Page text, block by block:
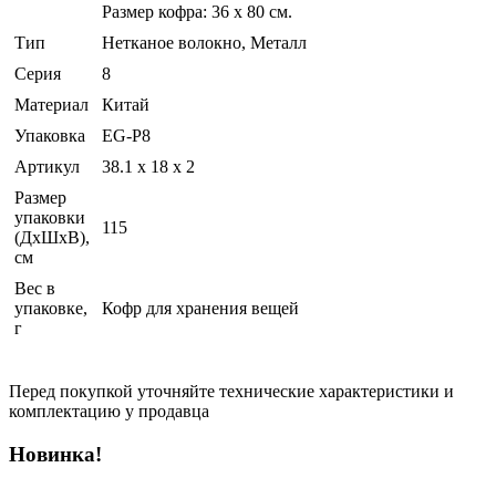
Размер кофра: 36 х 80 см.
Тип
Нетканое волокно, Металл
Серия
8
Материал
Китай
Упаковка
EG-P8
Артикул
38.1 x 18 x 2
Размер
упаковки
(ДхШхВ),
см
115
Вес в
упаковке,
г
Кофр для хранения вещей
Перед покупкой уточняйте технические характеристики и
комплектацию у продавца
Новинка!